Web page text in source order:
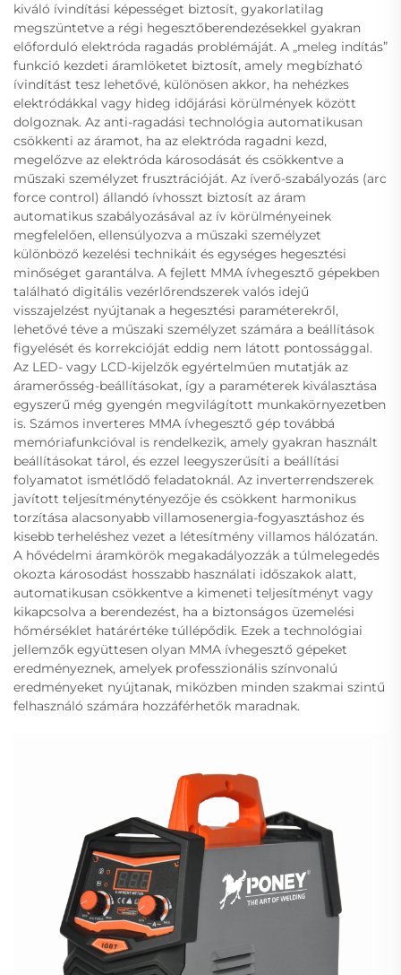
kiváló ívindítási képességet biztosít, gyakorlatilag
megszüntetve a régi hegesztőberendezésekkel gyakran
előforduló elektróda ragadás problémáját. A „meleg indítás”
funkció kezdeti áramlöketet biztosít, amely megbízható
ívindítást tesz lehetővé, különösen akkor, ha nehézkes
elektródákkal vagy hideg időjárási körülmények között
dolgoznak. Az anti-ragadási technológia automatikusan
csökkenti az áramot, ha az elektróda ragadni kezd,
megelőzve az elektróda károsodását és csökkentve a
műszaki személyzet frusztrációját. Az íverő-szabályozás (arc
force control) állandó ívhosszt biztosít az áram
automatikus szabályozásával az ív körülményeinek
megfelelően, ellensúlyozva a műszaki személyzet
különböző kezelési technikáit és egységes hegesztési
minőséget garantálva. A fejlett MMA ívhegesztő gépekben
található digitális vezérlőrendszerek valós idejű
visszajelzést nyújtanak a hegesztési paraméterekről,
lehetővé téve a műszaki személyzet számára a beállítások
figyelését és korrekcióját eddig nem látott pontossággal.
Az LED- vagy LCD-kijelzők egyértelműen mutatják az
áramerősség-beállításokat, így a paraméterek kiválasztása
egyszerű még gyengén megvilágított munkakörnyezetben
is. Számos inverteres MMA ívhegesztő gép továbbá
memóriafunkcióval is rendelkezik, amely gyakran használt
beállításokat tárol, és ezzel leegyszerűsíti a beállítási
folyamatot ismétlődő feladatoknál. Az inverterrendszerek
javított teljesítménytényezője és csökkent harmonikus
torzítása alacsonyabb villamosenergia-fogyasztáshoz és
kisebb terheléshez vezet a létesítmény villamos hálózatán.
A hővédelmi áramkörök megakadályozzák a túlmelegedés
okozta károsodást hosszabb használati időszakok alatt,
automatikusan csökkentve a kimeneti teljesítményt vagy
kikapcsolva a berendezést, ha a biztonságos üzemelési
hőmérséklet határértéke túllépődik. Ezek a technológiai
jellemzők együttesen olyan MMA ívhegesztő gépeket
eredményeznek, amelyek professzionális színvonalú
eredményeket nyújtanak, miközben minden szakmai szintű
felhasználó számára hozzáférhetők maradnak.